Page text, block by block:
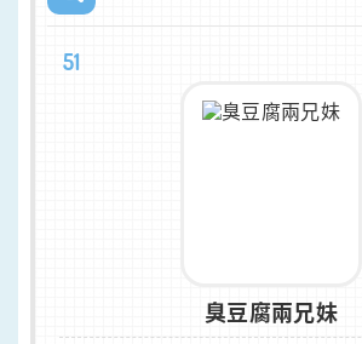
51
臭豆腐兩兄妹